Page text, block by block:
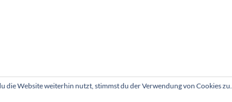
die Website weiterhin nutzt, stimmst du der Verwendung von Cookies zu.